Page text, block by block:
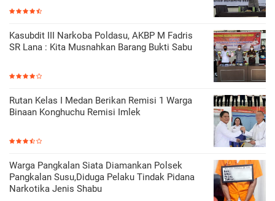
Kasubdit III Narkoba Poldasu, AKBP M Fadris
SR Lana : Kita Musnahkan Barang Bukti Sabu
Rutan Kelas I Medan Berikan Remisi 1 Warga
Binaan Konghuchu Remisi Imlek
Warga Pangkalan Siata Diamankan Polsek
Pangkalan Susu,Diduga Pelaku Tindak Pidana
Narkotika Jenis Shabu